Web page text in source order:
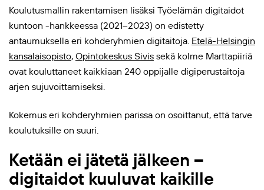
Koulutusmallin rakentamisen lisäksi Työelämän digitaidot
kuntoon -hankkeessa (2021–2023) on edistetty
antaumuksella eri kohderyhmien digitaitoja. Etelä-Helsingin
kansalaisopisto, Opintokeskus Sivis sekä kolme Marttapiiriä
ovat kouluttaneet kaikkiaan 240 oppijalle digiperustaitoja
arjen sujuvoittamiseksi.
Kokemus eri kohderyhmien parissa on osoittanut, että tarve
koulutuksille on suuri.
Ketään ei jätetä jälkeen –
digitaidot kuuluvat kaikille